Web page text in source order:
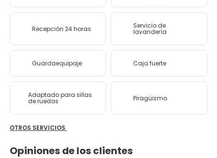
Recepción 24 horas Servicio de
lavandería
Guardaequipaje Caja fuerte
Adaptado para sillas
de ruedas Piragüismo
OTROS SERVICIOS
Opiniones de los clientes